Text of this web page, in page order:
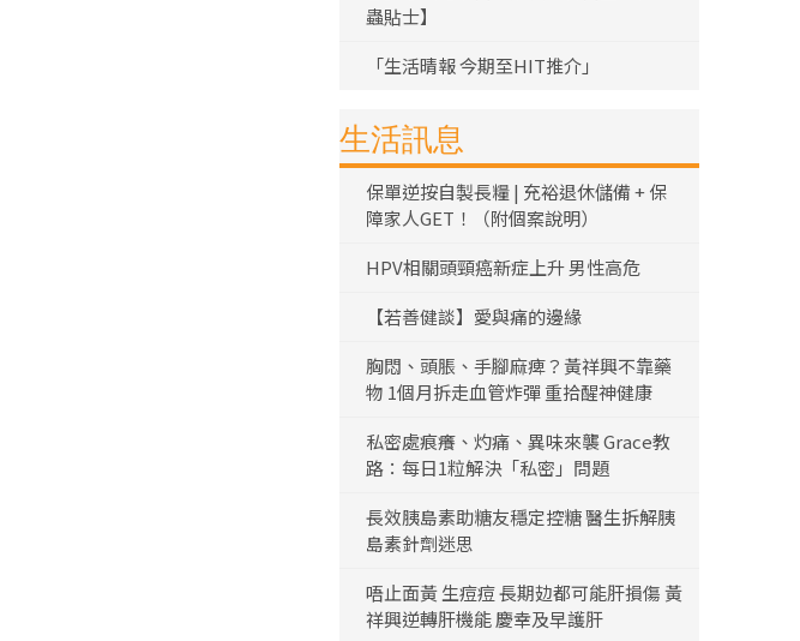
蟲貼士】
「生活晴報 今期至HIT推介」
生活訊息
保單逆按自製長糧 | 充裕退休儲備 + 保
障家人GET！（附個案說明）
HPV相關頭頸癌新症上升 男性高危
【若善健談】愛與痛的邊緣
胸悶、頭脹、手腳麻痺？黃祥興不靠藥
物 1個月拆走血管炸彈 重拾醒神健康
私密處痕癢、灼痛、異味來襲 Grace教
路：每日1粒解決「私密」問題
長效胰島素助糖友穩定控糖 醫生拆解胰
島素針劑迷思
唔止面黃 生痘痘 長期攰都可能肝損傷 黃
祥興逆轉肝機能 慶幸及早護肝